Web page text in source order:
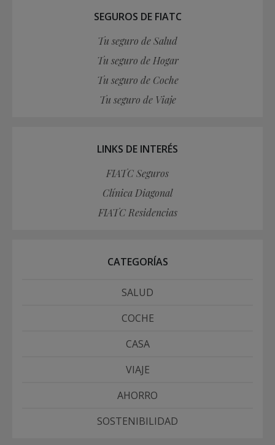
SEGUROS DE FIATC
Tu seguro de Salud
Tu seguro de Hogar
Tu seguro de Coche
Tu seguro de Viaje
LINKS DE INTERÉS
FIATC Seguros
Clínica Diagonal
FIATC Residencias
CATEGORÍAS
SALUD
COCHE
CASA
VIAJE
AHORRO
SOSTENIBILIDAD